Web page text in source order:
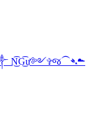
N͜͡G͜͡ư༻✞જ⁀➴☁︎